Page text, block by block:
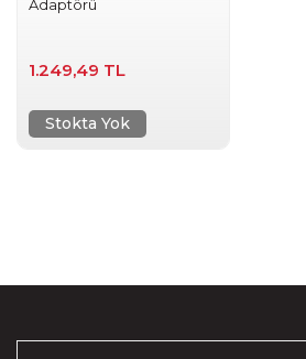
Adaptörü
1.249,49 TL
Stokta Yok